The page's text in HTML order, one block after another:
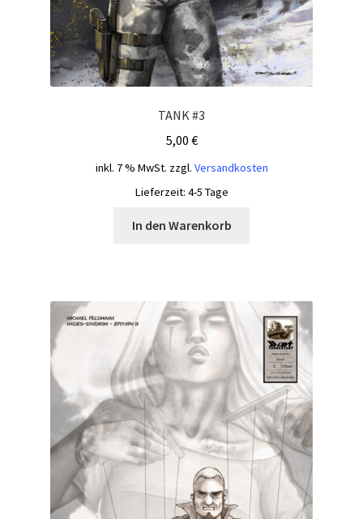
TANK #3
5,00 €
inkl. 7 % MwSt. zzgl. Versandkosten
Lieferzeit: 4-5 Tage
In den Warenkorb